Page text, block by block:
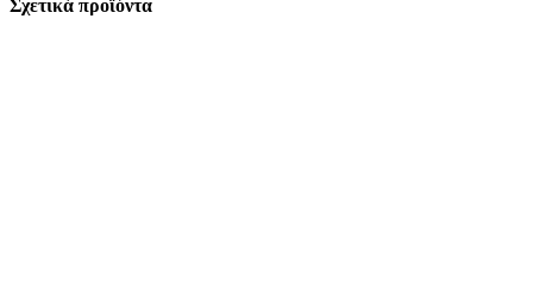
Σχετικά προϊόντα